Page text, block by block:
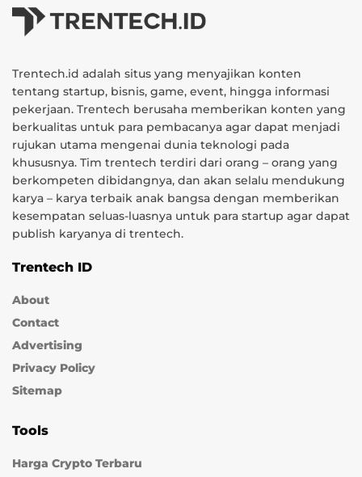
Trentech.id adalah situs yang menyajikan konten
tentang startup, bisnis, game, event, hingga informasi
pekerjaan. Trentech berusaha memberikan konten yang
berkualitas untuk para pembacanya agar dapat menjadi
rujukan utama mengenai dunia teknologi pada
khususnya. Tim trentech terdiri dari orang – orang yang
berkompeten dibidangnya, dan akan selalu mendukung
karya – karya terbaik anak bangsa dengan memberikan
kesempatan seluas-luasnya untuk para startup agar dapat
publish karyanya di trentech.
Trentech ID
About
Contact
Advertising
Privacy Policy
Sitemap
Tools
Harga Crypto Terbaru